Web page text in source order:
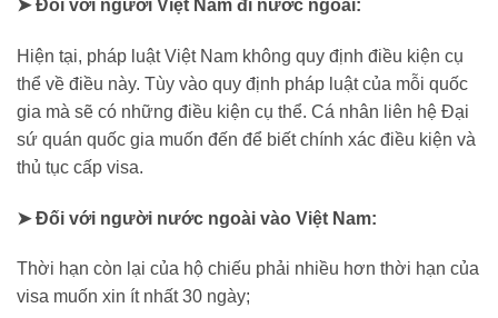
➤ Đối với người Việt Nam đi nước ngoài:
Hiện tại, pháp luật Việt Nam không quy định điều kiện cụ
thể về điều này. Tùy vào quy định pháp luật của mỗi quốc
gia mà sẽ có những điều kiện cụ thể. Cá nhân liên hệ Đại
sứ quán quốc gia muốn đến để biết chính xác điều kiện và
thủ tục cấp visa.
➤ Đối với người nước ngoài vào Việt Nam:
Thời hạn còn lại của hộ chiếu phải nhiều hơn thời hạn của
visa muốn xin ít nhất 30 ngày;